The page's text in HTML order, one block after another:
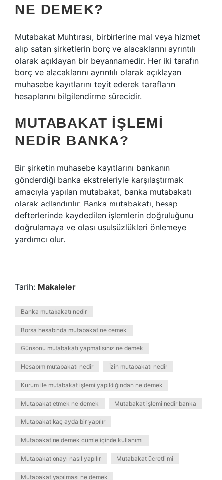
NE DEMEK?
Mutabakat Muhtırası, birbirlerine mal veya hizmet
alıp satan şirketlerin borç ve alacaklarını ayrıntılı
olarak açıklayan bir beyannamedir. Her iki tarafın
borç ve alacaklarını ayrıntılı olarak açıklayan
muhasebe kayıtlarını teyit ederek tarafların
hesaplarını bilgilendirme sürecidir.
MUTABAKAT IŞLEMI
NEDIR BANKA?
Bir şirketin muhasebe kayıtlarını bankanın
gönderdiği banka ekstreleriyle karşılaştırmak
amacıyla yapılan mutabakat, banka mutabakatı
olarak adlandırılır. Banka mutabakatı, hesap
defterlerinde kaydedilen işlemlerin doğruluğunu
doğrulamaya ve olası usulsüzlükleri önlemeye
yardımcı olur.
Tarih: Makaleler
Banka mutabakatı nedir
Borsa hesabında mutabakat ne demek
Günsonu mutabakatı yapmalısınız ne demek
Hesabım mutabakatı nedir İzin mutabakatı nedir
Kurum ile mutabakat işlemi yapıldığından ne demek
Mutabakat etmek ne demek Mutabakat işlemi nedir banka
Mutabakat kaç ayda bir yapılır
Mutabakat ne demek cümle içinde kullanımı
Mutabakat onayı nasıl yapılır Mutabakat ücretli mi
Mutabakat yapılması ne demek